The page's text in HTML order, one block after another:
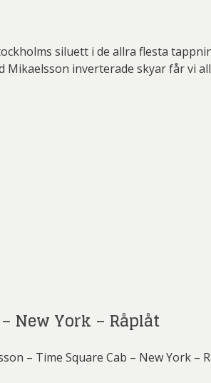
siluett i de allra flesta
inverterade skyar får vi
New York – Råplåt
– Time Square Cab – New York –